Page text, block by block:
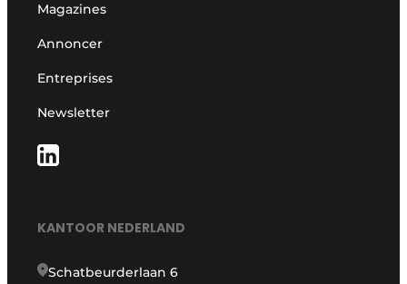
Magazines
Annoncer
Entreprises
Newsletter
KANTOOR NEDERLAND
Schatbeurderlaan 6